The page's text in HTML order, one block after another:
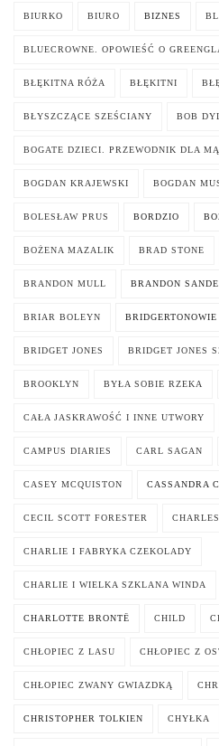
BIURKO BIURO BIZNES
BLUECROWNE. OPOWIEŚĆ O
BŁĘKITNA RÓŻA BŁĘKITNI
BŁYSZCZĄCE SZEŚCIANY BOB
BOGATE DZIECI. PRZEWODNIK DLA
BOGDAN KRAJEWSKI BOGDAN
BOLESŁAW PRUS BORDZIO
BOŻENA MAZALIK BRAD STONE
BRANDON MULL BRANDON
BRIAR BOLEYN BRIDGERTONOWIE
BRIDGET JONES BRIDGET JONES
BROOKLYN BYŁA SOBIE RZEKA
CAŁA JASKRAWOŚĆ I INNE UTWORY
CAMPUS DIARIES CARL SAGAN
CASEY MCQUISTON CASSANDRA
CECIL SCOTT FORESTER
CHARLIE I FABRYKA CZEKOLADY
CHARLIE I WIELKA SZKLANA WINDA
CHARLOTTE BRONTË CHILD
CHŁOPIEC Z LASU CHŁOPIEC Z
CHŁOPIEC ZWANY GWIAZDKĄ
CHRISTOPHER TOLKIEN CHYŁKA